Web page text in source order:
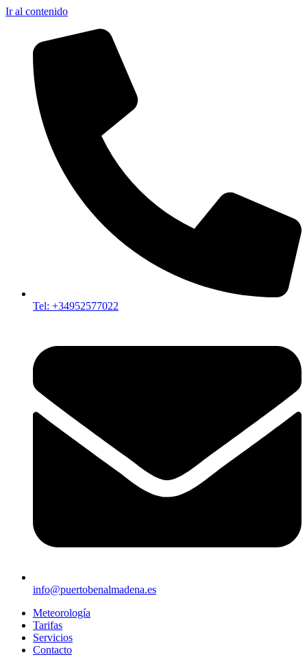
Ir al contenido
Tel: +34952577022
info@puertobenalmadena.es
Meteorología
Tarifas
Servicios
Contacto